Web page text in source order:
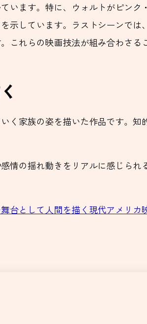
います。特に、ウォルトがピンク
示しています。ラストシーンで
これらの映画技法が組み合わさ
く家族の姿を描いた作品です。
情の揺れ動きをリアルに感じら
台として人間を描く現代アメリ